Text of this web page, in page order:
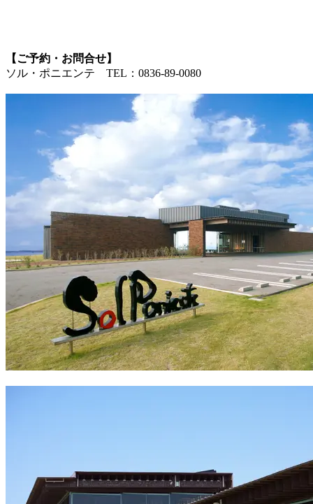
【ご予約・お問合せ】
ソル・ポニエンテ TEL：0836-89-0080